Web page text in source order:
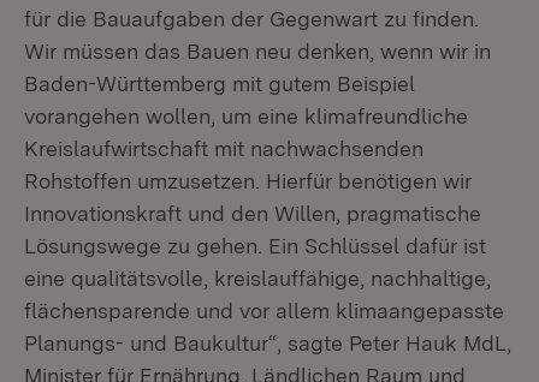
für die Bauaufgaben der Gegenwart zu finden.
Wir müssen das Bauen neu denken, wenn wir in
Baden-Württemberg mit gutem Beispiel
vorangehen wollen, um eine klimafreundliche
Kreislaufwirtschaft mit nachwachsenden
Rohstoffen umzusetzen. Hierfür benötigen wir
Innovationskraft und den Willen, pragmatische
Lösungswege zu gehen. Ein Schlüssel dafür ist
eine qualitätsvolle, kreislauffähige, nachhaltige,
flächensparende und vor allem klimaangepasste
Planungs- und Baukultur“, sagte Peter Hauk MdL,
Minister für Ernährung, Ländlichen Raum und